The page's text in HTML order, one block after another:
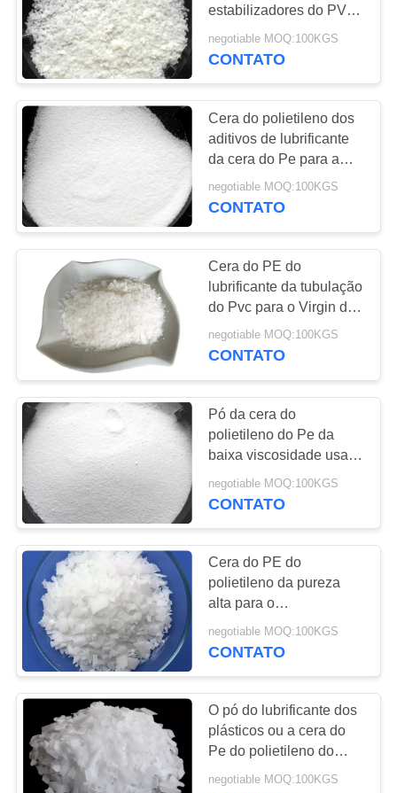
PRIVACY
POLICY
a ligação baseou o
estabilizador do pvc
Plastificante
industrial
11
Lubrificante do PVC
modificador do
impacto para o pvc
estabilizadores do PVC
e do PVC
negotiable MOQ:100KGS
CONTATO
Cera do polietileno dos
aditivos de lubrificante
da cera do Pe para a
tubulação do Pvc
negotiable MOQ:100KGS
CONTATO
Cera do PE do
lubrificante da tubulação
do Pvc para o Virgin de
Masterbatch da cor
negotiable MOQ:100KGS
CONTATO
Pó da cera do
polietileno do Pe da
baixa viscosidade usado
na linha da marcação de
estrada
negotiable MOQ:100KGS
CONTATO
Cera do PE do
polietileno da pureza
alta para o
processamento do Pvc
do lubrificante
negotiable MOQ:100KGS
CONTATO
O pó do lubrificante dos
plásticos ou a cera do
Pe do polietileno do
floco oxidaram
negotiable MOQ:100KGS